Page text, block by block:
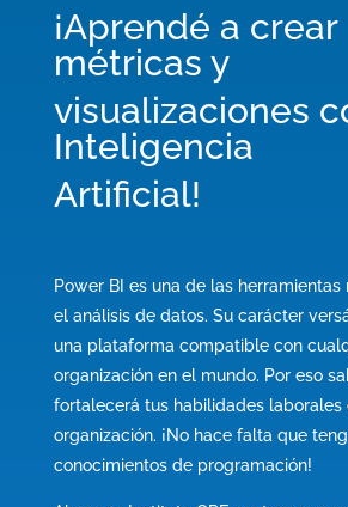
¡Aprendé a crear
métricas y
visualizaciones
Inteligencia
Artificial!
Power BI es una de las herramientas
el análisis de datos. Su carácter
una plataforma compatible con
organización en el mundo. Por eso
fortalecerá tus habilidades laborales
organización. ¡No hace falta que
conocimientos de programación!